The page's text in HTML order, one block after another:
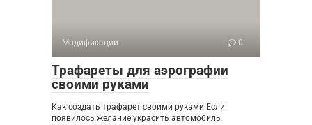
Модификации 0
Трафареты для аэрографии
своими руками
Как создать трафарет своими руками Если
появилось желание украсить автомобиль